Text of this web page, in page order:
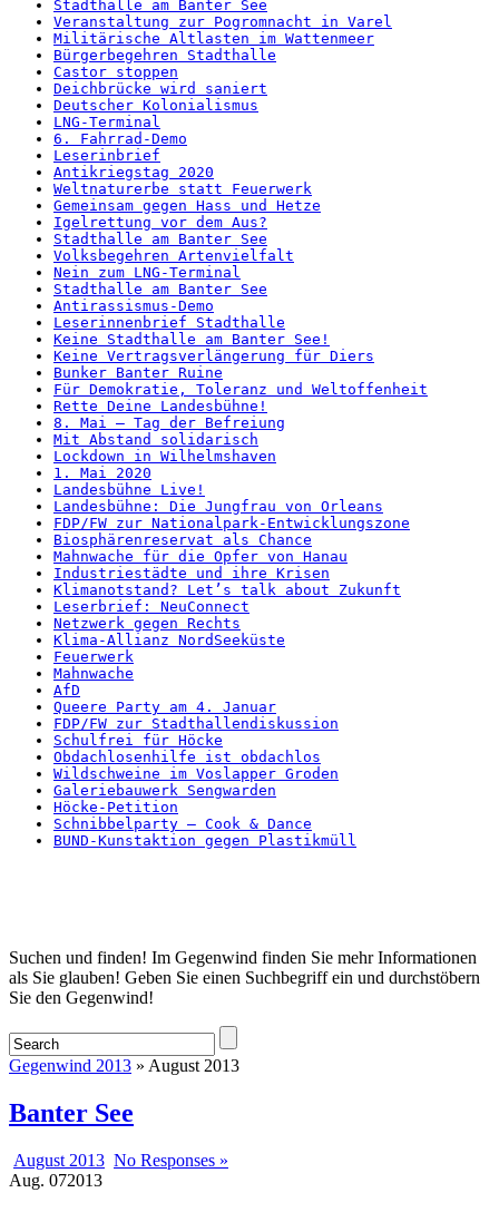
Stadthalle am Banter See
Veranstaltung zur Pogromnacht in Varel
Militärische Altlasten im Wattenmeer
Bürgerbegehren Stadthalle
Castor stoppen
Deichbrücke wird saniert
Deutscher Kolonialismus
LNG-Terminal
6. Fahrrad-Demo
Leserinbrief
Antikriegstag 2020
Weltnaturerbe statt Feuerwerk
Gemeinsam gegen Hass und Hetze
Igelrettung vor dem Aus?
Stadthalle am Banter See
Volksbegehren Artenvielfalt
Nein zum LNG-Terminal
Stadthalle am Banter See
Antirassismus-Demo
Leserinnenbrief Stadthalle
Keine Stadthalle am Banter See!
Keine Vertragsverlängerung für Diers
Bunker Banter Ruine
Für Demokratie, Toleranz und Weltoffenheit
Rette Deine Landesbühne!
8. Mai – Tag der Befreiung
Mit Abstand solidarisch
Lockdown in Wilhelmshaven
1. Mai 2020
Landesbühne Live!
Landesbühne: Die Jungfrau von Orleans
FDP/FW zur Nationalpark-Entwicklungszone
Biosphärenreservat als Chance
Mahnwache für die Opfer von Hanau
Industriestädte und ihre Krisen
Klimanotstand? Let’s talk about Zukunft
Leserbrief: NeuConnect
Netzwerk gegen Rechts
Klima-Allianz NordSeeküste
Feuerwerk
Mahnwache
AfD
Queere Party am 4. Januar
FDP/FW zur Stadthallendiskussion
Schulfrei für Höcke
Obdachlosenhilfe ist obdachlos
Wildschweine im Voslapper Groden
Galeriebauwerk Sengwarden
Höcke-Petition
Schnibbelparty – Cook & Dance
BUND-Kunstaktion gegen Plastikmüll
Startseite
Suchen und finden! Im Gegenwind finden Sie mehr Informationen
als Sie glauben! Geben Sie einen Suchbegriff ein und durchstöbern
Sie den Gegenwind!
Gegenwind 2013 » August 2013
Banter See
August 2013 No Responses »
Aug. 072013